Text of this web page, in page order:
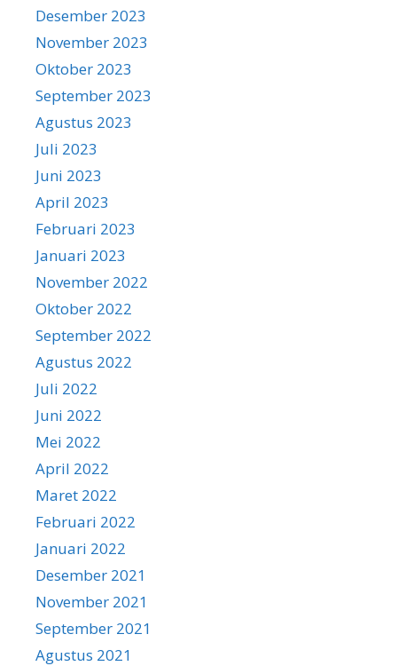
Desember 2023
November 2023
Oktober 2023
September 2023
Agustus 2023
Juli 2023
Juni 2023
April 2023
Februari 2023
Januari 2023
November 2022
Oktober 2022
September 2022
Agustus 2022
Juli 2022
Juni 2022
Mei 2022
April 2022
Maret 2022
Februari 2022
Januari 2022
Desember 2021
November 2021
September 2021
Agustus 2021